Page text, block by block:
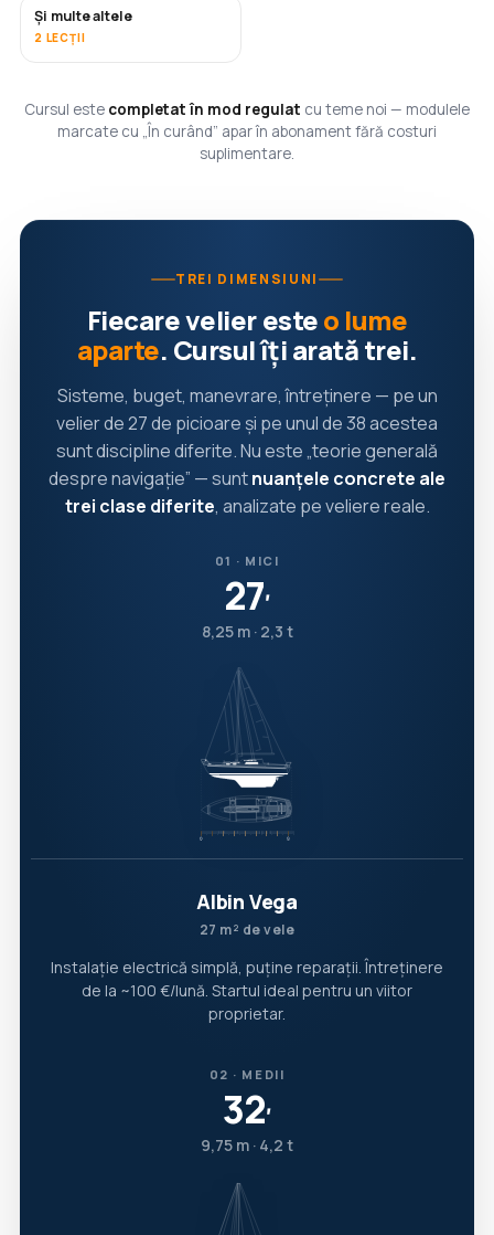
ÎN CURÂND
Și multe altele
2 LECȚII
Cursul este completat în mod regulat cu teme noi — modulele
marcate cu „În curând” apar în abonament fără costuri
suplimentare.
TREI DIMENSIUNI
Fiecare velier esteo lume
aparte. Cursul îți arată trei.
Sisteme, buget, manevrare, întreținere — pe un
velier de 27 de picioare și pe unul de 38 acestea
sunt discipline diferite. Nu este „teorie generală
despre navigație” — suntnuanțele concrete ale
trei clase diferite, analizate pe veliere reale.
01 · MICI
27′
8,25 m · 2,3 t
Albin Vega
27 m² de vele
Instalație electrică simplă, puține reparații. Întreținere
de la ~100 €/lună. Startul ideal pentru un viitor
proprietar.
02 · MEDII
32′
9,75 m · 4,2 t